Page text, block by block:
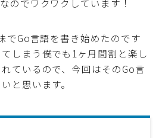
のでワクワクしています！
でGo言語を書き始めたのです
しまう僕でも1ヶ月間割と楽し
ているので、今回はそのGo言
と思います。